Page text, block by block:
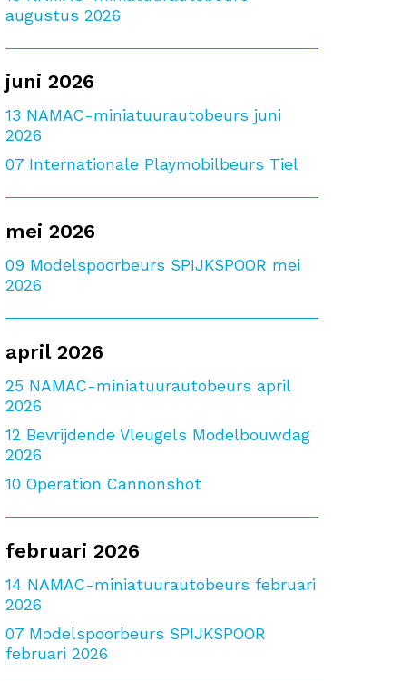
augustus 2026
juni 2026
13 NAMAC-miniatuurautobeurs juni
2026
07 Internationale Playmobilbeurs Tiel
mei 2026
09 Modelspoorbeurs SPIJKSPOOR mei
2026
april 2026
25 NAMAC-miniatuurautobeurs april
2026
12 Bevrijdende Vleugels Modelbouwdag
2026
10 Operation Cannonshot
februari 2026
14 NAMAC-miniatuurautobeurs februari
2026
07 Modelspoorbeurs SPIJKSPOOR
februari 2026